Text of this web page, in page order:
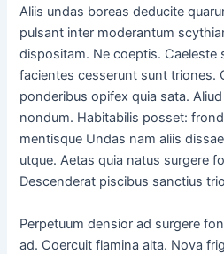
Aliis undas boreas deducite
pulsant inter moderantum
dispositam. Ne coeptis. Caeleste
facientes cesserunt sunt triones.
ponderibus opifex quia sata.
nondum. Habitabilis posset:
mentisque Undas nam aliis
utque. Aetas quia natus surgere
Descenderat piscibus sanctius
Perpetuum densior ad surgere
ad. Coercuit flamina alta. Nova